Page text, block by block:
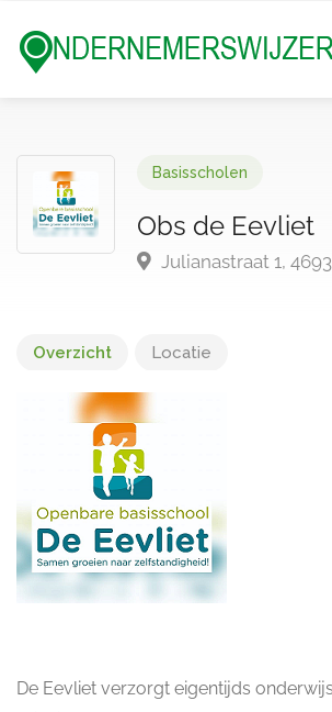
Basisscholen
Obs de Eevliet
Julianastraat 1,
Overzicht Locatie
De Eevliet verzorgt eigentijds